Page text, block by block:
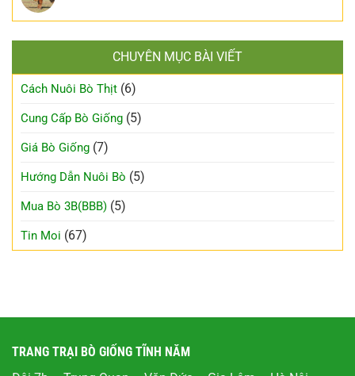
CHUYÊN MỤC BÀI VIẾT
Cách Nuôi Bò Thịt (6)
Cung Cấp Bò Giống (5)
Giá Bò Giống (7)
Hướng Dẫn Nuôi Bò (5)
Mua Bò 3B(BBB) (5)
Tin Moi (67)
TRANG TRẠI BÒ GIỐNG TĨNH NĂM